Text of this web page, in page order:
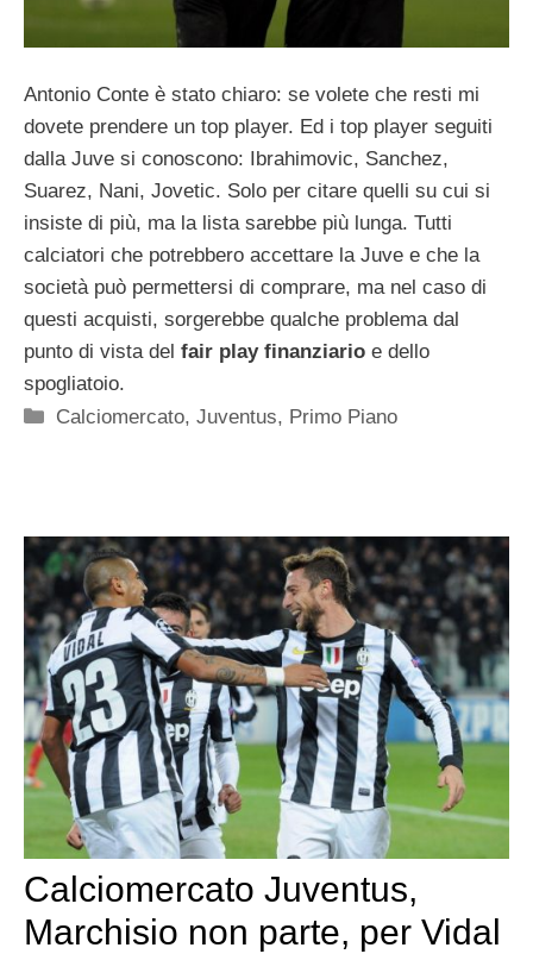
Antonio Conte è stato chiaro: se volete che resti mi
dovete prendere un top player. Ed i top player seguiti
dalla Juve si conoscono: Ibrahimovic, Sanchez,
Suarez, Nani, Jovetic. Solo per citare quelli su cui si
insiste di più, ma la lista sarebbe più lunga. Tutti
calciatori che potrebbero accettare la Juve e che la
società può permettersi di comprare, ma nel caso di
questi acquisti, sorgerebbe qualche problema dal
punto di vista del fair play finanziario e dello
spogliatoio.
Categorie
Calciomercato,Juventus, Primo Piano
Calciomercato Juventus,
Marchisio non parte, per Vidal